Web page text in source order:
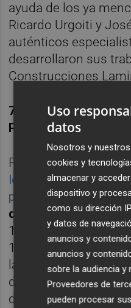
ayuda de los ya
Ricardo Urgoiti y
auténticos
desarrollaron sus
Construcciones
7. Grupo Marqués de
Perellonet
Populares y
los ejemplos más
pública. El conjunto,
de Miguel González ,
1950 y 1953 y las
1954 entre los
la carestía de hierro,
decidieron adoptar
denominado
Uso
datos
Nosotros y
cookies y
almacenar y
dispositivo y
como su dirección
y datos de
anuncios y
anuncios y
sobre la audiencia
Proveedores de
pueden procesar